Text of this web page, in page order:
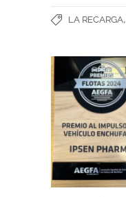
LA RECARGA,